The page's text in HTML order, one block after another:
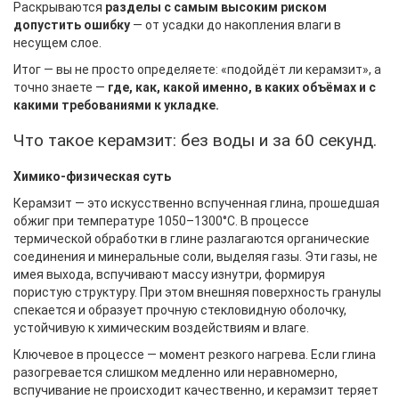
Раскрываются разделы с самым высоким риском
допустить ошибку — от усадки до накопления влаги в
несущем слое.
Итог — вы не просто определяете: «подойдёт ли керамзит», а
точно знаете — где, как, какой именно, в каких объёмах и с
какими требованиями к укладке.
Что такое керамзит: без воды и за 60 секунд.
Химико-физическая суть
Керамзит — это искусственно вспученная глина, прошедшая
обжиг при температуре 1050–1300°C. В процессе
термической обработки в глине разлагаются органические
соединения и минеральные соли, выделяя газы. Эти газы, не
имея выхода, вспучивают массу изнутри, формируя
пористую структуру. При этом внешняя поверхность гранулы
спекается и образует прочную стекловидную оболочку,
устойчивую к химическим воздействиям и влаге.
Ключевое в процессе — момент резкого нагрева. Если глина
разогревается слишком медленно или неравномерно,
вспучивание не происходит качественно, и керамзит теряет